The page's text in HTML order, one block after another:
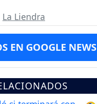
La Liendra
EN GOOGLE NEWS